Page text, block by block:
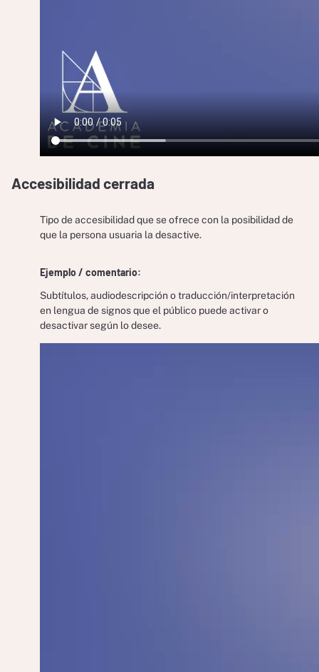
Accesibilidad cerrada
Tipo de accesibilidad que se ofrece con la posibilidad de
que la persona usuaria la desactive.
Ejemplo / comentario:
Subtítulos, audiodescripción o traducción/interpretación
en lengua de signos que el público puede activar o
desactivar según lo desee.